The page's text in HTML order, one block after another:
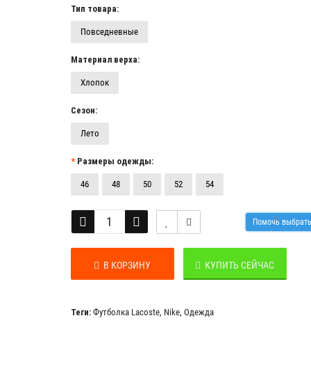
Тип товара:
Повседневные
Материал верха:
Хлопок
Сезон:
Лето
Размеры одежды:
46 48 50 52 54
Помочь
В КОРЗИНУ КУПИТЬ СЕЙЧАС
Теги: Футболка Lacoste, Nike, Одежда